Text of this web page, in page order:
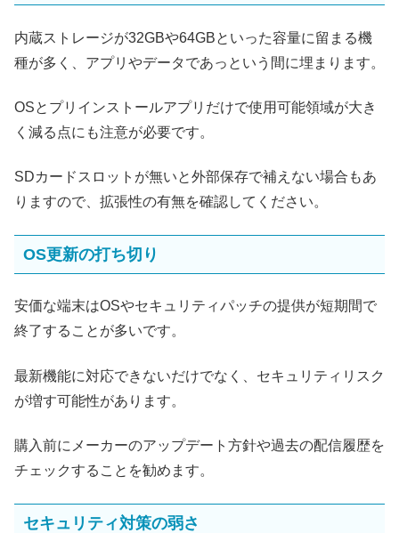
内蔵ストレージが32GBや64GBといった容量に留まる機
種が多く、アプリやデータであっという間に埋まります。
OSとプリインストールアプリだけで使用可能領域が大き
く減る点にも注意が必要です。
SDカードスロットが無いと外部保存で補えない場合もあ
りますので、拡張性の有無を確認してください。
OS更新の打ち切り
安価な端末はOSやセキュリティパッチの提供が短期間で
終了することが多いです。
最新機能に対応できないだけでなく、セキュリティリスク
が増す可能性があります。
購入前にメーカーのアップデート方針や過去の配信履歴を
チェックすることを勧めます。
セキュリティ対策の弱さ